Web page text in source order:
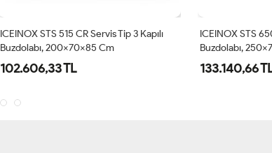
ICEINOX STS 515 CR Servis Tip 3 Kapılı
Buzdolabı, 200x70x85 Cm
102.606,33 TL
ICEINOX STS
Buzdolabı,
133.140,66